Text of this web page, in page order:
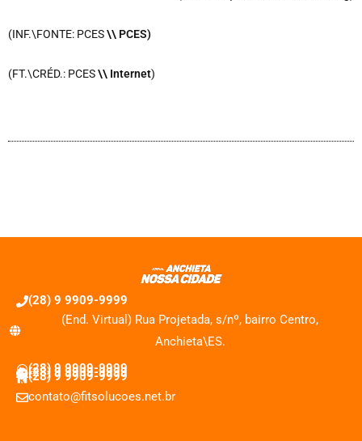
(INF.\FONTE: PCES\\ PCES)
(FT.\CRÉD.: PCES\\ Internet)
(28) 9 9909-9999
(End. Virtual) Rua Projetada, s/nº, bairro Centro,
Anchieta\ES.
(28) 9 9909-9999
(28) 9 9909-9999
(28) 9 9909-9999
contato@fitsolucoes.net.br